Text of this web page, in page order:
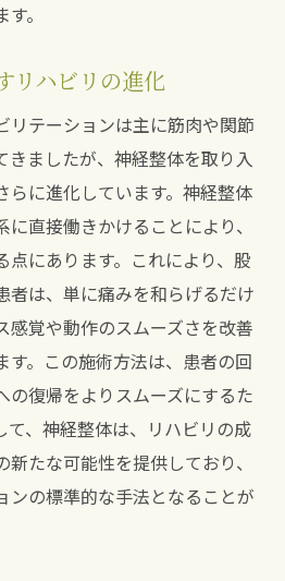
。
リハビリの進化
リテーションは主に筋肉や関節
きましたが、神経整体を取り入
らに進化しています。神経整体
直接働きかけることにより、
点にあります。これにより、股
者は、単に痛みを和らげるだけ
感覚や動作のスムーズさを改善
す。この施術方法は、患者の回
の復帰をよりスムーズにするた
て、神経整体は、リハビリの成
たな可能性を提供しており、
ンの標準的な手法となることが